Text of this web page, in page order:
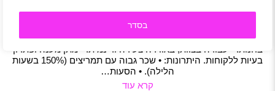
בסדר
תיאור התפקיד: • הפעלת קופה ממוחשבת ומתן שירות מקצועי
ללקוחות. • סידור סחורה, טיפול במלאי ושמירה על הסדר והנראות
בחנות. • עבודה בצוות, באווירה צעירה ודינמית. • מתן מענה ופתרון
בעיות ללקוחות. היתרונות: • שכר גבוה עם תמריצים (150% בשעות
הלילה). • הסעות…
קרא עוד